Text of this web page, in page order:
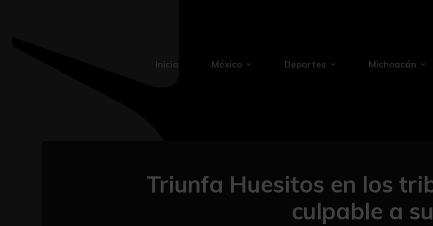
Inicio México Deportes Michoacán
Triunfa Huesitos en los
culpable a